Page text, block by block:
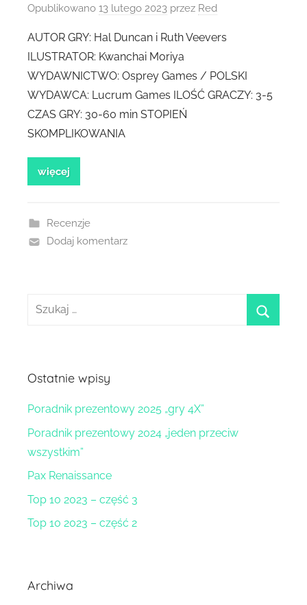
Opublikowano 13 lutego 2023 przez Red
AUTOR GRY: Hal Duncan i Ruth Veevers
ILUSTRATOR: Kwanchai Moriya
WYDAWNICTWO: Osprey Games / POLSKI
WYDAWCA: Lucrum Games ILOŚĆ GRACZY: 3-5
CZAS GRY: 30-60 min STOPIEŃ
SKOMPLIKOWANIA
więcej
Recenzje
Dodaj komentarz
Szukaj:
Ostatnie wpisy
Poradnik prezentowy 2025 „gry 4X”
Poradnik prezentowy 2024 „jeden przeciw
wszystkim”
Pax Renaissance
Top 10 2023 – część 3
Top 10 2023 – część 2
Archiwa